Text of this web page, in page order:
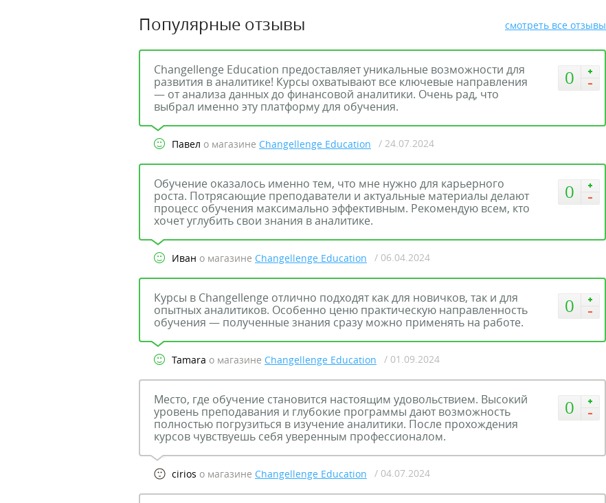
Популярные отзывы смотреть все отзывы
0
Changellenge Education предоставляет уникальные возможности для
развития в аналитике! Курсы охватывают все ключевые направления
— от анализа данных до финансовой аналитики. Очень рад, что
выбрал именно эту платформу для обучения.
Павел о магазине Changellenge Education / 24.07.2024
0
Обучение оказалось именно тем, что мне нужно для карьерного
роста. Потрясающие преподаватели и актуальные материалы делают
процесс обучения максимально эффективным. Рекомендую всем, кто
хочет углубить свои знания в аналитике.
Иван о магазине Changellenge Education / 06.04.2024
0
Курсы в Changellenge отлично подходят как для новичков, так и для
опытных аналитиков. Особенно ценю практическую направленность
обучения — полученные знания сразу можно применять на работе.
Tamara о магазине Changellenge Education / 01.09.2024
0
Место, где обучение становится настоящим удовольствием. Высокий
уровень преподавания и глубокие программы дают возможность
полностью погрузиться в изучение аналитики. После прохождения
курсов чувствуешь себя уверенным профессионалом.
cirios о магазине Changellenge Education / 04.07.2024